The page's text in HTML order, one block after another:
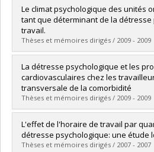
Graduate :Aubé, Sandra
Cycle :Master's
Grade :
Lien vers le document dans Papyrus
Le climat psychologique des unités
tant que déterminant de la détresse
travail.
Thèses et mémoires dirigés / 2009 - 2009
Graduate : Roy, Martin
Cycle :Master's
Grade :M. Sc.
Lien vers le document dans Papyrus
La détresse psychologique et les
cardiovasculaires chez les
transversale de la comorbidité
Thèses et mémoires dirigés / 2009 - 2009
Graduate :Lapointe, Sandra
Cycle :Master's
Grade :M. Sc.
L'effet de l'horaire de travail par
détresse psychologique: une étude
Thèses et mémoires dirigés / 2007 - 2007